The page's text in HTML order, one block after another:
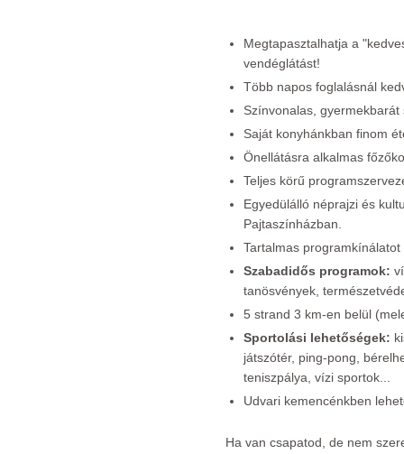
Megtapasztalhatja a
vendéglátást!
Több napos foglalásnál
Színvonalas, gyermekbarát
Saját konyhánkban finom
Önellátásra alkalmas
Teljes körű
Egyedülálló néprajzi és
Pajtaszínházban.
Tartalmas
Szabadidős programok:
tanösvények,
5 strand 3 km-en belül
Sportolási lehetőségek:
játszótér, ping-pong,
teniszpálya, vízi sportok...
Udvari kemencénkben
Ha van csapatod, de nem